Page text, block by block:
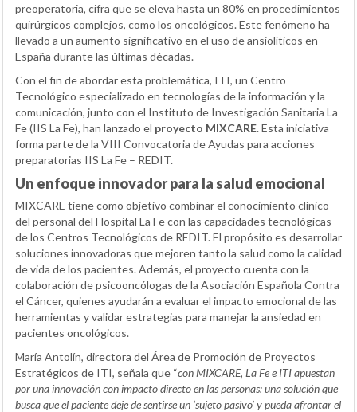
preoperatoria, cifra que se eleva hasta un 80% en procedimientos
quirúrgicos complejos, como los oncológicos. Este fenómeno ha
llevado a un aumento significativo en el uso de ansiolíticos en
España durante las últimas décadas.
Con el fin de abordar esta problemática, ITI, un Centro
Tecnológico especializado en tecnologías de la información y la
comunicación, junto con el Instituto de Investigación Sanitaria La
Fe (IIS La Fe), han lanzado el proyecto MIXCARE. Esta iniciativa
forma parte de la VIII Convocatoria de Ayudas para acciones
preparatorias IIS La Fe – REDIT.
Un enfoque innovador para la salud emocional
MIXCARE tiene como objetivo combinar el conocimiento clínico
del personal del Hospital La Fe con las capacidades tecnológicas
de los Centros Tecnológicos de REDIT. El propósito es desarrollar
soluciones innovadoras que mejoren tanto la salud como la calidad
de vida de los pacientes. Además, el proyecto cuenta con la
colaboración de psicooncólogas de la Asociación Española Contra
el Cáncer, quienes ayudarán a evaluar el impacto emocional de las
herramientas y validar estrategias para manejar la ansiedad en
pacientes oncológicos.
María Antolín, directora del Área de Promoción de Proyectos
Estratégicos de ITI, señala que “con MIXCARE, La Fe e ITI apuestan
por una innovación con impacto directo en las personas: una solución que
busca que el paciente deje de sentirse un ‘sujeto pasivo’ y pueda afrontar el